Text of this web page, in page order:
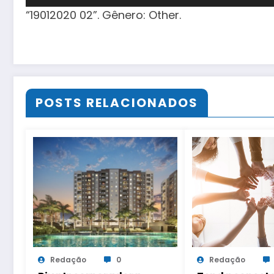
de
áudio
“19012020 02”. Gênero: Other.
POSTS RELACIONADOS
Redação 0 Redação